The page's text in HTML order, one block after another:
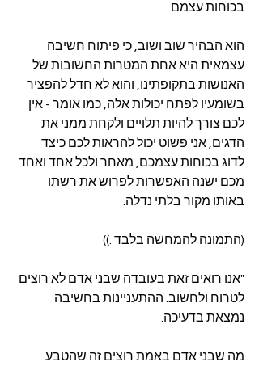
בכוחות עצמם.
הוא הבהיר שוב ושוב, כי פיתוח חשיבה
עצמאית היא אחת המטרות החשובות של
האנושות בתקופתינו, והוא לא חדל להפציר
בשומעיו לפתח יכולות אלה, כמו אומר - אין
לכם צורך להיות תלויים ולקחת ממני את
הדגים, אני פשוט יכול להראות לכם כיצד
לדוג בכוחות עצמכם, מאחר ולכל אחד ואחד
מכם ישנה האפשרות לפרוש את רשתו
באותו מקור בלתי נדלה.
(התמונה להמחשה בלבד :))
"אנו רואים זאת בעובדה שבני אדם לא רוצים
לטרוח ולחשוב. ההתעניינות בחשיבה
נמצאת בדעיכה.
מה שבני אדם באמת רוצים זה שהטבע